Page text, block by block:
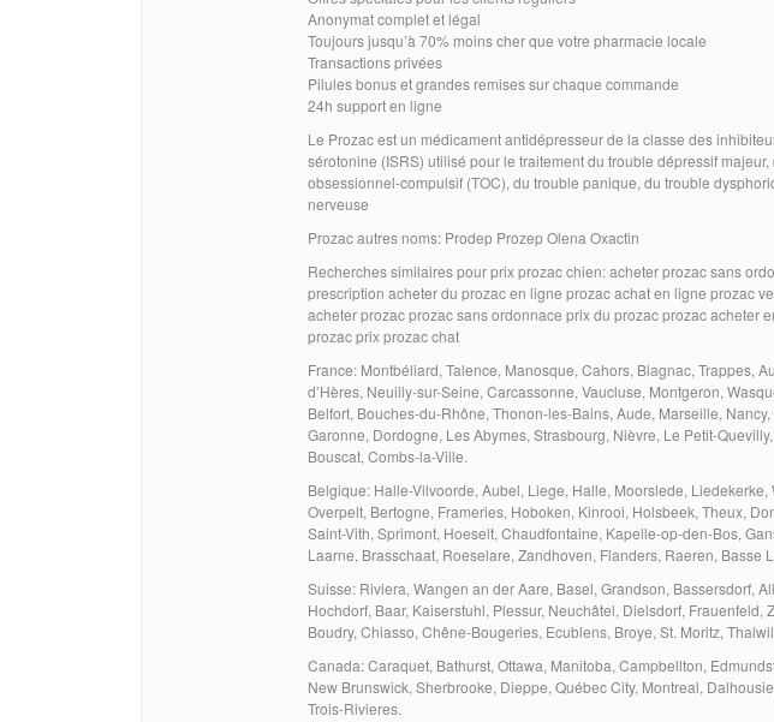
Anonymat complet et légal
Toujours jusqu’à 70% moins cher que votre pharmacie locale
Transactions privées
Pilules bonus et grandes remises sur chaque commande
24h support en ligne
Le Prozac est un médicament antidépresseur de la classe des
sérotonine (ISRS) utilisé pour le traitement du trouble dépressif majeur,
obsessionnel-compulsif (TOC), du trouble panique, du trouble
nerveuse
Prozac autres noms: Prodep Prozep Olena Oxactin
Recherches similaires pour prix prozac chien: acheter prozac sans
prescription acheter du prozac en ligne prozac achat en ligne prozac
acheter prozac prozac sans ordonnace prix du prozac prozac acheter
prozac prix prozac chat
France: Montbéliard, Talence, Manosque, Cahors, Blagnac, Trappes,
d’Hères, Neuilly-sur-Seine, Carcassonne, Vaucluse, Montgeron,
Belfort, Bouches-du-Rhône, Thonon-les-Bains, Aude, Marseille,
Garonne, Dordogne, Les Abymes, Strasbourg, Nièvre, Le Petit-
Bouscat, Combs-la-Ville.
Belgique: Halle-Vilvoorde, Aubel, Liege, Halle, Moorslede, Liedekerke,
Overpelt, Bertogne, Frameries, Hoboken, Kinrooi, Holsbeek, Theux,
Saint-Vith, Sprimont, Hoeselt, Chaudfontaine, Kapelle-op-den-Bos,
Laarne, Brasschaat, Roeselare, Zandhoven, Flanders, Raeren, Basse
Suisse: Riviera, Wangen an der Aare, Basel, Grandson, Bassersdorf,
Hochdorf, Baar, Kaiserstuhl, Plessur, Neuchâtel, Dielsdorf, Frauenfeld,
Boudry, Chiasso, Chêne-Bougeries, Ecublens, Broye, St. Moritz,
Canada: Caraquet, Bathurst, Ottawa, Manitoba, Campbellton,
New Brunswick, Sherbrooke, Dieppe, Québec City, Montreal,
Trois-Rivieres.